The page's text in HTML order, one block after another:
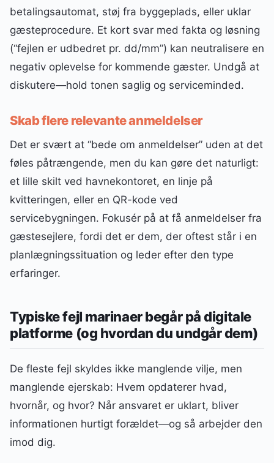
betalingsautomat, støj fra byggeplads, eller uklar
gæsteprocedure. Et kort svar med fakta og løsning
(“fejlen er udbedret pr. dd/mm”) kan neutralisere en
negativ oplevelse for kommende gæster. Undgå at
diskutere—hold tonen saglig og serviceminded.
Skab flere relevante anmeldelser
Det er svært at “bede om anmeldelser” uden at det
føles påtrængende, men du kan gøre det naturligt:
et lille skilt ved havnekontoret, en linje på
kvitteringen, eller en QR-kode ved
servicebygningen. Fokusér på at få anmeldelser fra
gæstesejlere, fordi det er dem, der oftest står i en
planlægningssituation og leder efter den type
erfaringer.
Typiske fejl marinaer begår på digitale
platforme (og hvordan du undgår dem)
De fleste fejl skyldes ikke manglende vilje, men
manglende ejerskab: Hvem opdaterer hvad,
hvornår, og hvor? Når ansvaret er uklart, bliver
informationen hurtigt forældet—og så arbejder den
imod dig.